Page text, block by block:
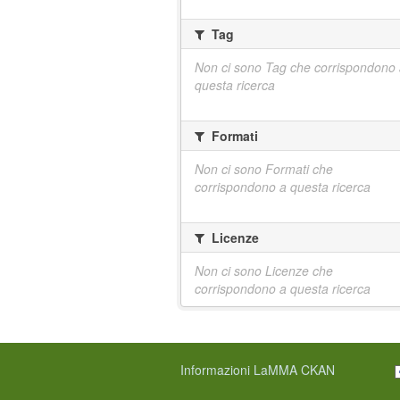
Tag
Non ci sono Tag che corrispondono
questa ricerca
Formati
Non ci sono Formati che
corrispondono a questa ricerca
Licenze
Non ci sono Licenze che
corrispondono a questa ricerca
Informazioni LaMMA CKAN